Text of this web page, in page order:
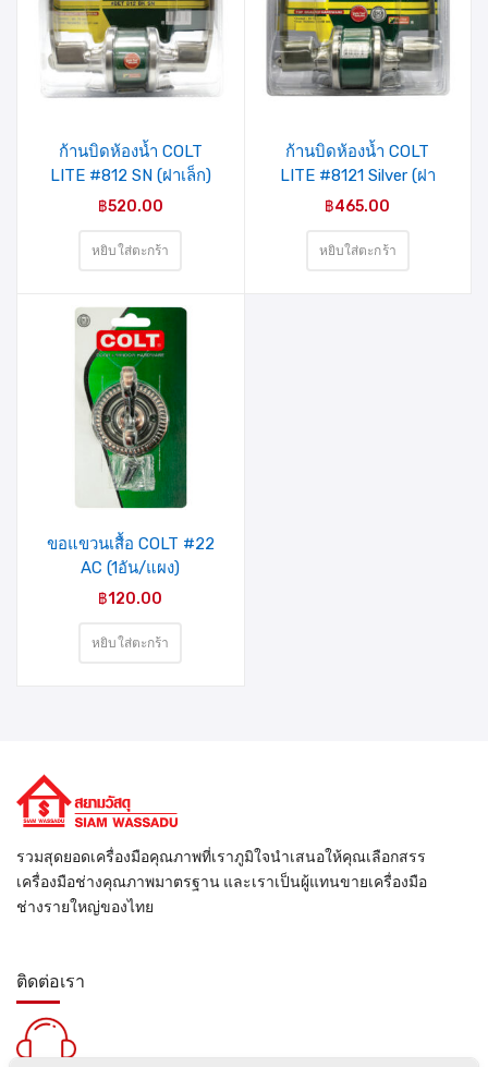
รายการ
สินค้าที่
ชอบ
ก้านบิดห้องน้ำ COLT
LITE #812 SN (ฝาเล็ก)
รุ่นแผง
฿520.00
หยิบใส่ตะกร้า
สินค้าที่
ชอบ
ก้านบิดห้องน้ำ COLT
LITE #8121 Silver (ฝา
เล็ก) รุ่นแผง
฿465.00
หยิบใส่ตะกร้า
รายการ
สินค้าที่
ชอบ
ขอแขวนเสื้อ COLT #22
AC (1อัน/แผง)
฿120.00
หยิบใส่ตะกร้า
รวมสุดยอดเครื่องมือคุณภาพที่เราภูมิใจนำเสนอให้คุณเลือกสรร
เครื่องมือช่างคุณภาพมาตรฐาน และเราเป็นผู้แทนขายเครื่องมือ
ช่างรายใหญ่ของไทย
ติดต่อเรา